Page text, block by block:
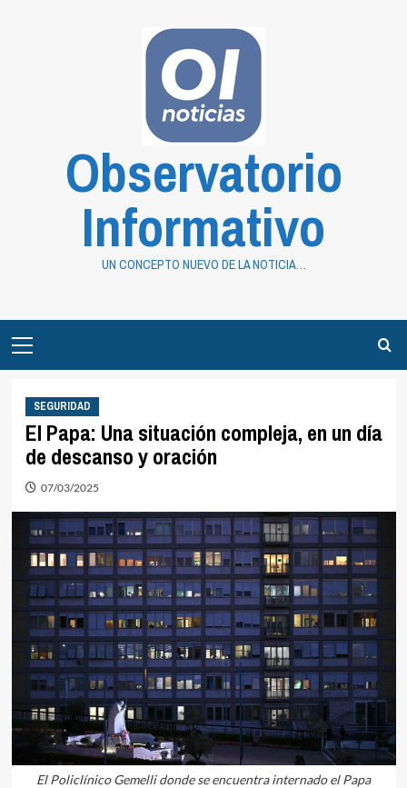
Observatorio
Informativo
UN CONCEPTO NUEVO DE LA NOTICIA…
Menu
SEGURIDAD
El Papa: Una situación compleja, en un día
de descanso y oración
07/03/2025
El Policlínico Gemelli donde se encuentra internado el Papa